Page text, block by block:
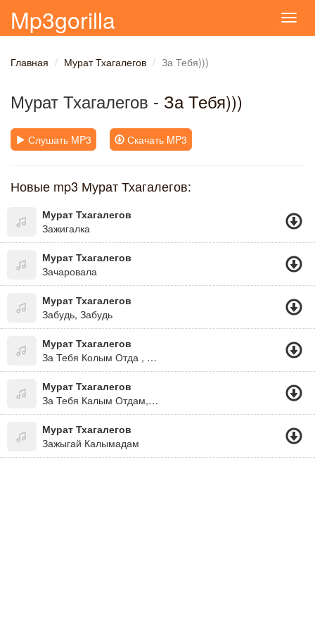
Mp3gorilla
Главная Мурат Тхагалегов За Тебя)))
Мурат Тхагалегов - За Тебя)))
Слушать MP3 Скачать MP3
Новые mp3 Мурат Тхагалегов:
Мурат Тхагалегов
Зажигалка
Мурат Тхагалегов
Зачаровала
Мурат Тхагалегов
Забудь, Забудь
Мурат Тхагалегов
За Тебя Колым Отда , Душу Дьяволам Продам
Мурат Тхагалегов
За Тебя Калым Отдам,душу Дьяволу Продам И Как Будто Бы С Небес Все К Тебе Толкает Бес...за Тебя Калым Отдам, Душу Дьяволу Продам, Пусть Бушует В Сердце Кровь. Мне Нужна Твоя Любовь !
Мурат Тхагалегов
Зажыгай Калымадам